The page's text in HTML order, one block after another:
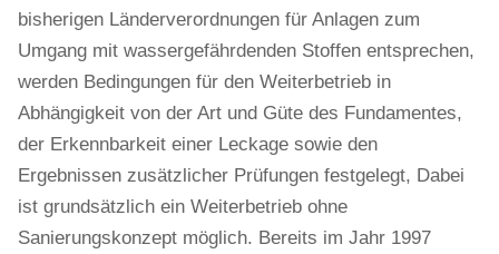
bisherigen Länderverordnungen für Anlagen zum
Umgang mit wassergefährdenden Stoffen entsprechen,
werden Bedingungen für den Weiterbetrieb in
Abhängigkeit von der Art und Güte des Fundamentes,
der Erkennbarkeit einer Leckage sowie den
Ergebnissen zusätzlicher Prüfungen festgelegt, Dabei
ist grundsätzlich ein Weiterbetrieb ohne
Sanierungskonzept möglich. Bereits im Jahr 1997